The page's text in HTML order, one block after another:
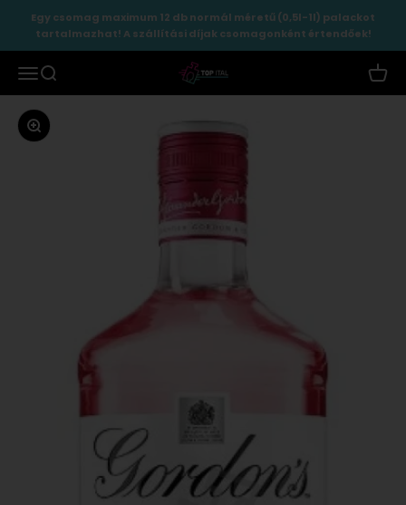
Ugrás a tartalomhoz
Egy csomag maximum 12 db normál méretű (0,5l-1l) palackot
tartalmazhat! A szállítási díjak csomagonként értendőek!
MenüKeresés TopItal Kosár
Zoomolás